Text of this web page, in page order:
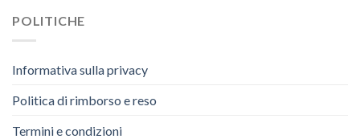
POLITICHE
Informativa sulla privacy
Politica di rimborso e reso
Termini e condizioni